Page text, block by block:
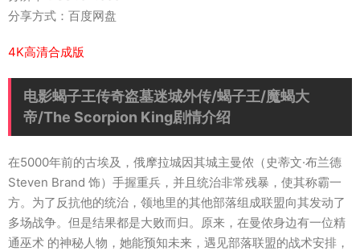
分享方式：百度网盘
4K高清合成版
电影蝎子王传奇盗墓迷城外传/蝎子王/魔蝎大
帝/The Scorpion King剧情介绍
在5000年前的古埃及，俄摩拉城因其城主曼侬（史蒂文·布兰德
Steven Brand 饰）手握重兵，并且统治非常残暴，使其称霸一
方。为了反抗他的统治，领地里的其他部落组成联盟向其发动了
多场战争。但是结果都是大败而归。原来，在曼侬身边有一位精
通巫术 的神秘人物，她能预知未来，遇见部落联盟的战术安排，